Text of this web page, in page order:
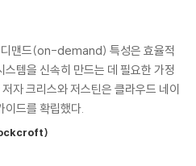
쿠버네티스 도입기
로젝트에 담긴 패턴을 예제로 취급해,
점검하기 위한 노력을 게을리하지 않
트럭처의 장점은 물론이고 확장 가능
기본 패턴을 알려준다. 인프라스트럭
라 유연한 인프라스트럭처를 만드는 방
하거나 클라우드 서비스를 사용해야
.
서비스가 만들고 있는 애플리케이션
인프라스트럭처에서 반드시 제공되
을 개발하는 엔지니어와 공유해야 할
디맨드(on-demand) 특성은 효율적
템을 신속히 만드는 데 필요한 가정
자 크리스와 저스틴은 클라우드 네이
이드를 확립했다.